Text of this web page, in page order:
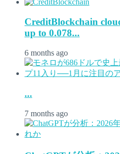
CreditBlockchain
up to 0.078...
6 months ago
...
7 months ago